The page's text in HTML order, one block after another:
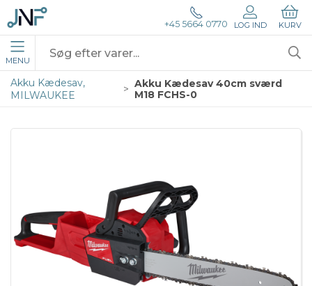
+45 5664 0770 LOG IND KURV
MENU
Akku Kædesav,
MILWAUKEE
Akku Kædesav 40cm sværd
M18 FCHS-0